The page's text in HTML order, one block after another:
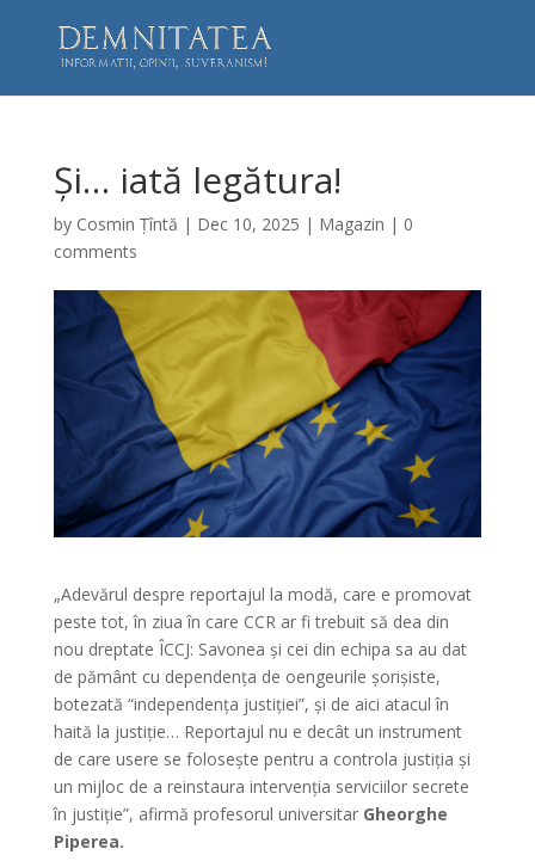
Și… iată legătura!
by Cosmin Țîntă | Dec 10, 2025 | Magazin | 0
comments
„Adevărul despre reportajul la modă, care e promovat
peste tot, în ziua în care CCR ar fi trebuit să dea din
nou dreptate ÎCCJ: Savonea și cei din echipa sa au dat
de pământ cu dependența de oengeurile șorișiste,
botezată “independența justiției”, și de aici atacul în
haită la justiție… Reportajul nu e decât un instrument
de care usere se folosește pentru a controla justiția și
un mijloc de a reinstaura intervenția serviciilor secrete
în justiție”, afirmă profesorul universitarGheorghe
Piperea.